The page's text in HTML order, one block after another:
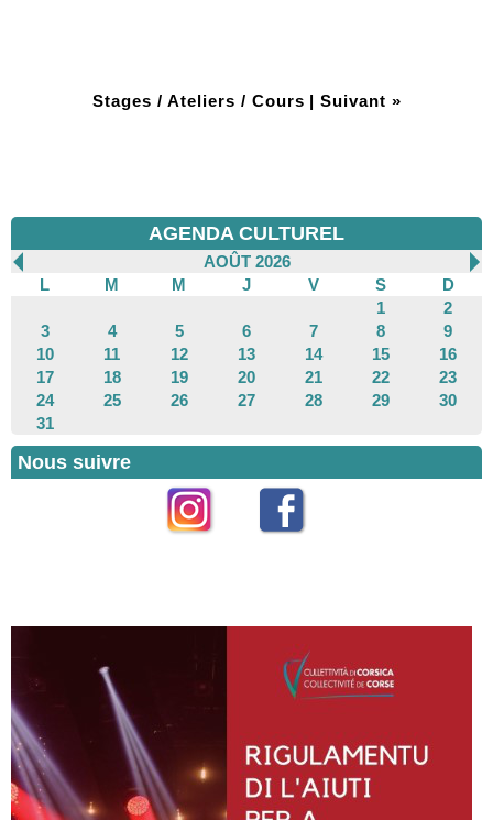
Stages / Ateliers / Cours | Suivant »
AGENDA CULTUREL
AOÛT 2026
L
M M J V S
D
1
2
3
4 5 6 7 8
9
10
11 12 13 14 15
16
17
18 19 20 21 22
23
24
25 26 27 28 29
30
31
Nous suivre